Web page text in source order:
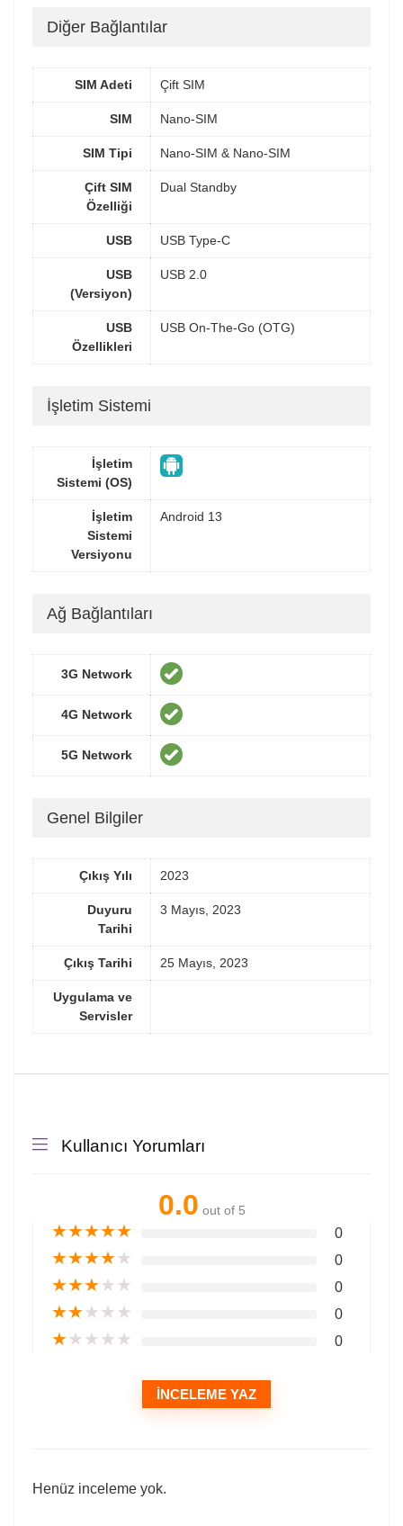
Diğer Bağlantılar
SIM Adeti Çift SIM
SIM Nano-SIM
SIM Tipi Nano-SIM & Nano-SIM
Çift SIM
Özelliği
Dual Standby
USB USB Type-C
USB
(Versiyon)
USB 2.0
USB
Özellikleri
USB On-The-Go (OTG)
İşletim Sistemi
İşletim
Sistemi (OS)
İşletim
Sistemi
Versiyonu
Android 13
Ağ Bağlantıları
3G Network
4G Network
5G Network
Genel Bilgiler
Çıkış Yılı 2023
Duyuru
Tarihi
3 Mayıs, 2023
Çıkış Tarihi 25 Mayıs, 2023
Uygulama ve
Servisler
Kullanıcı Yorumları
0.0 out of 5
★★★★★ 0
★★★★★ 0
★★★★★ 0
★★★★★ 0
★★★★★ 0
İNCELEME YAZ
Henüz inceleme yok.